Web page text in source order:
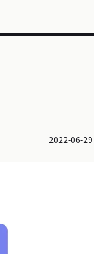
2022-06-29